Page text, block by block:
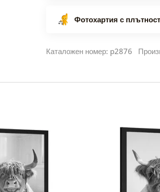
Фотохартия с
Каталожен номер: p2876